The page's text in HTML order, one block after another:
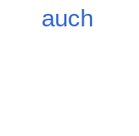
auch